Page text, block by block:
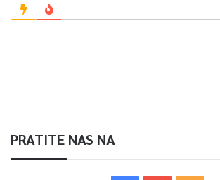
PRATITE NAS NA